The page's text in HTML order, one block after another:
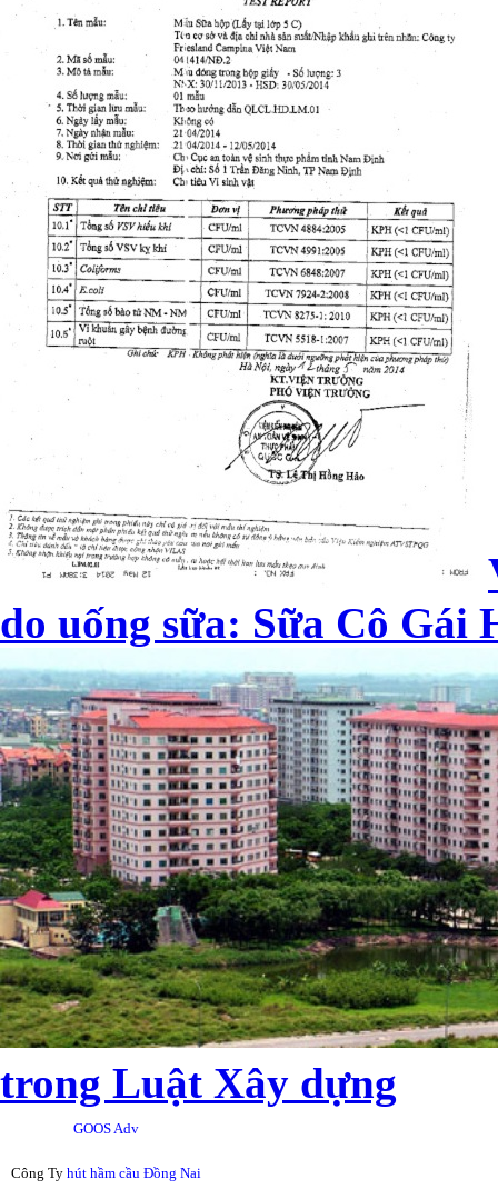
do uống sữa: Sữa Cô Gái
trong Luật Xây dựng
GOOS Adv
Công Ty hút hầm cầu Đồng Nai